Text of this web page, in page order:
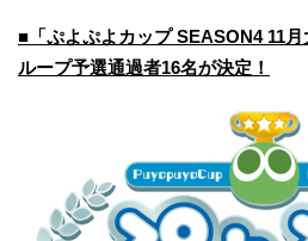
■「ぷよぷよカップ SEASON4 11
ループ予選通過者16名が決定！